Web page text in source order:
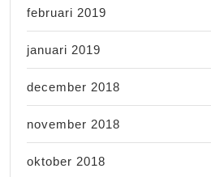
februari 2019
januari 2019
december 2018
november 2018
oktober 2018